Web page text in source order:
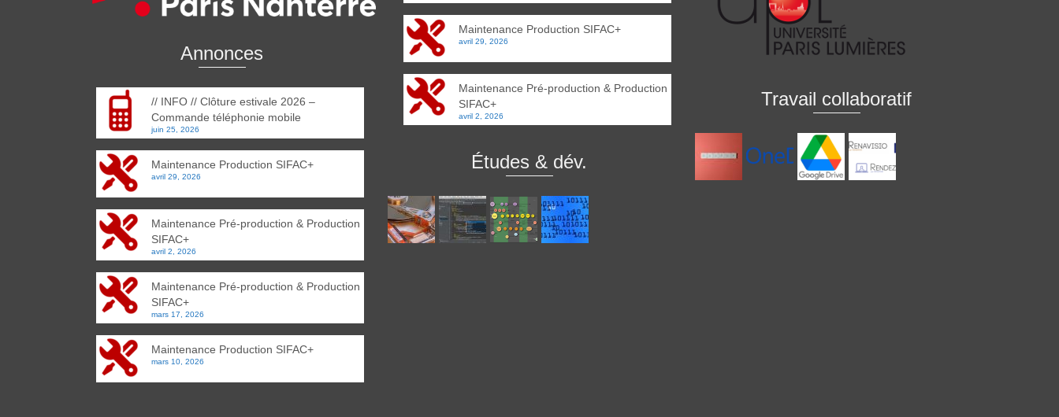
Annonces
// INFO // Clôture estivale 2026 –
Commande téléphonie mobile
juin 25, 2026
Maintenance Production SIFAC+
avril 29, 2026
Maintenance Pré-production & Production
SIFAC+
avril 2, 2026
Maintenance Pré-production & Production
SIFAC+
mars 17, 2026
Maintenance Production SIFAC+
mars 10, 2026
Maintenance Production SIFAC+
avril 29, 2026
Maintenance Pré-production & Production
SIFAC+
avril 2, 2026
Études & dév.
Travail collaboratif